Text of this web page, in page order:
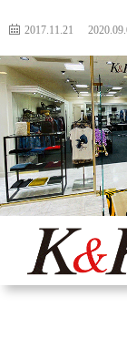
2017.11.21